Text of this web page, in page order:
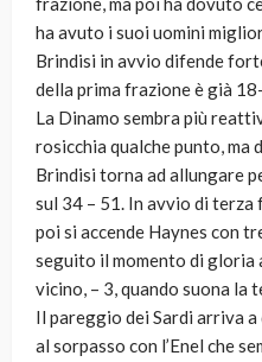
ha avuto i suoi uomini
Brindisi in avvio difende
della prima frazione è già
La Dinamo sembra più
rosicchia qualche punto, ma
Brindisi torna ad allungare
sul 34 – 51. In avvio di
poi si accende Haynes con
seguito il momento di gloria
vicino, – 3, quando suona la
Il pareggio dei Sardi arriva
al sorpasso con l’Enel che